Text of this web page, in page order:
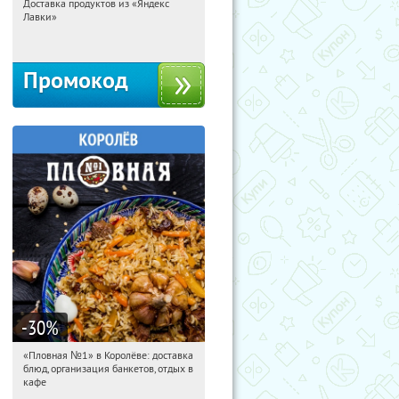
14:41:23 Получили:
Доставка продуктов из «Яндекс
Лавки»
Промокод
-30%
14:41:23 Получили:33
Бабушкинская
«Пловная №1» в Королёве: доставка
блюд, организация банкетов, отдых в
кафе